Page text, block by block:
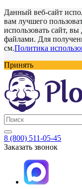
Данный веб-сайт
вам лучшего
использовать сайт, вы
файлами. Для
см.Политика
Принять
8 (800) 511-05-45
Заказать звонок